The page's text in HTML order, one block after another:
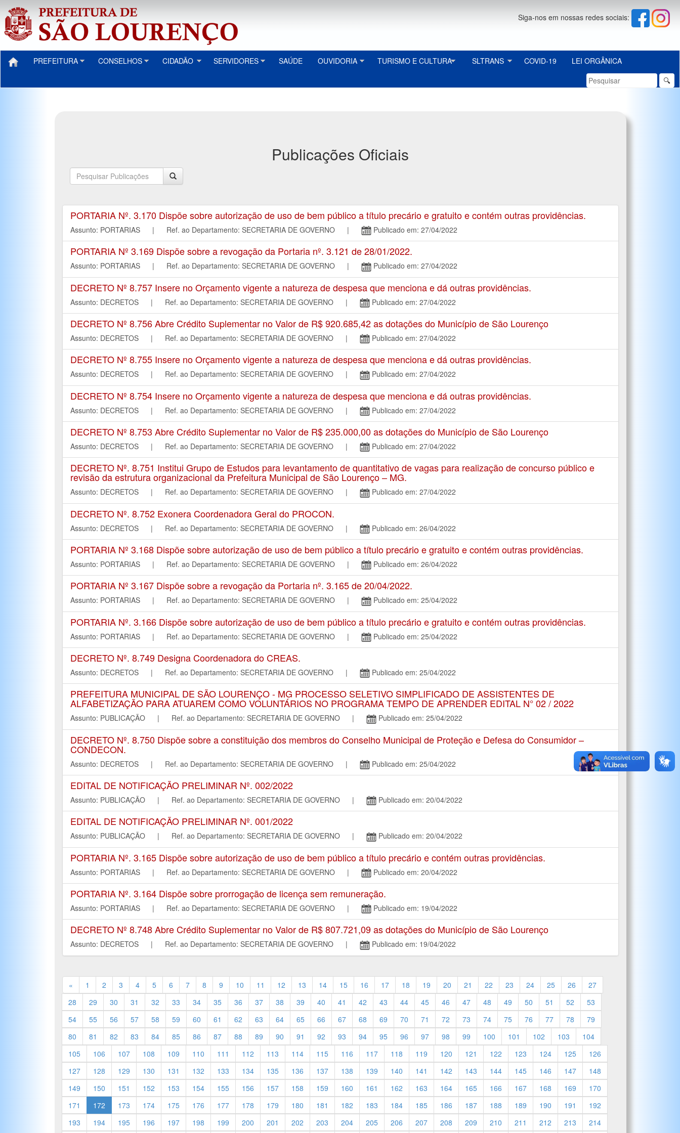
Siga-nos em nossas redes sociais:
PREFEITURA CONSELHOS CIDADÃO SERVIDORES SAÚDE OUVIDORIA TURISMO E CULTURA SLTRANS COVID-19
LEI ORGÂNICA
🔍
Publicações Oficiais
PORTARIA Nº. 3.170 Dispõe sobre autorização de uso de bem público a título precário e gratuito e contém outras providências.
Assunto: PORTARIAS | Ref. ao Departamento: SECRETARIA DE GOVERNO | Publicado em: 27/04/2022
PORTARIA Nº 3.169 Dispõe sobre a revogação da Portaria nº. 3.121 de 28/01/2022.
Assunto: PORTARIAS | Ref. ao Departamento: SECRETARIA DE GOVERNO | Publicado em: 27/04/2022
DECRETO Nº 8.757 Insere no Orçamento vigente a natureza de despesa que menciona e dá outras providências.
Assunto: DECRETOS | Ref. ao Departamento: SECRETARIA DE GOVERNO | Publicado em: 27/04/2022
DECRETO Nº 8.756 Abre Crédito Suplementar no Valor de R$ 920.685,42 as dotações do Município de São Lourenço
Assunto: DECRETOS | Ref. ao Departamento: SECRETARIA DE GOVERNO | Publicado em: 27/04/2022
DECRETO Nº 8.755 Insere no Orçamento vigente a natureza de despesa que menciona e dá outras providências.
Assunto: DECRETOS | Ref. ao Departamento: SECRETARIA DE GOVERNO | Publicado em: 27/04/2022
DECRETO Nº 8.754 Insere no Orçamento vigente a natureza de despesa que menciona e dá outras providências.
Assunto: DECRETOS | Ref. ao Departamento: SECRETARIA DE GOVERNO | Publicado em: 27/04/2022
DECRETO Nº 8.753 Abre Crédito Suplementar no Valor de R$ 235.000,00 as dotações do Município de São Lourenço
Assunto: DECRETOS | Ref. ao Departamento: SECRETARIA DE GOVERNO | Publicado em: 27/04/2022
DECRETO Nº. 8.751 Institui Grupo de Estudos para levantamento de quantitativo de vagas para realização de concurso público e
revisão da estrutura organizacional da Prefeitura Municipal de São Lourenço – MG.
Assunto: DECRETOS | Ref. ao Departamento: SECRETARIA DE GOVERNO | Publicado em: 27/04/2022
DECRETO Nº. 8.752 Exonera Coordenadora Geral do PROCON.
Assunto: DECRETOS | Ref. ao Departamento: SECRETARIA DE GOVERNO | Publicado em: 26/04/2022
PORTARIA Nº 3.168 Dispõe sobre autorização de uso de bem público a título precário e gratuito e contém outras providências.
Assunto: PORTARIAS | Ref. ao Departamento: SECRETARIA DE GOVERNO | Publicado em: 26/04/2022
PORTARIA Nº 3.167 Dispõe sobre a revogação da Portaria nº. 3.165 de 20/04/2022.
Assunto: PORTARIAS | Ref. ao Departamento: SECRETARIA DE GOVERNO | Publicado em: 25/04/2022
PORTARIA Nº. 3.166 Dispõe sobre autorização de uso de bem público a título precário e gratuito e contém outras providências.
Assunto: PORTARIAS | Ref. ao Departamento: SECRETARIA DE GOVERNO | Publicado em: 25/04/2022
DECRETO Nº. 8.749 Designa Coordenadora do CREAS.
Assunto: DECRETOS | Ref. ao Departamento: SECRETARIA DE GOVERNO | Publicado em: 25/04/2022
PREFEITURA MUNICIPAL DE SÃO LOURENÇO - MG PROCESSO SELETIVO SIMPLIFICADO DE ASSISTENTES DE
ALFABETIZAÇÃO PARA ATUAREM COMO VOLUNTÁRIOS NO PROGRAMA TEMPO DE APRENDER EDITAL N° 02 / 2022
Assunto: PUBLICAÇÃO | Ref. ao Departamento: SECRETARIA DE GOVERNO | Publicado em: 25/04/2022
DECRETO Nº. 8.750 Dispõe sobre a constituição dos membros do Conselho Municipal de Proteção e Defesa do Consumidor –
CONDECON.
Assunto: DECRETOS | Ref. ao Departamento: SECRETARIA DE GOVERNO | Publicado em: 25/04/2022
EDITAL DE NOTIFICAÇÃO PRELIMINAR Nº. 002/2022
Assunto: PUBLICAÇÃO | Ref. ao Departamento: SECRETARIA DE GOVERNO | Publicado em: 20/04/2022
EDITAL DE NOTIFICAÇÃO PRELIMINAR Nº. 001/2022
Assunto: PUBLICAÇÃO | Ref. ao Departamento: SECRETARIA DE GOVERNO | Publicado em: 20/04/2022
PORTARIA Nº. 3.165 Dispõe sobre autorização de uso de bem público a título precário e contém outras providências.
Assunto: PORTARIAS | Ref. ao Departamento: SECRETARIA DE GOVERNO | Publicado em: 20/04/2022
PORTARIA Nº. 3.164 Dispõe sobre prorrogação de licença sem remuneração.
Assunto: PORTARIAS | Ref. ao Departamento: SECRETARIA DE GOVERNO | Publicado em: 19/04/2022
DECRETO Nº 8.748 Abre Crédito Suplementar no Valor de R$ 807.721,09 as dotações do Município de São Lourenço
Assunto: DECRETOS | Ref. ao Departamento: SECRETARIA DE GOVERNO | Publicado em: 19/04/2022
« 1 2 3 4 5 6 7 8 9 10 11 12 13 14 15 16 17 18 19 20 21 22 23 24 25 26
27
28
29 30 31 32 33 34 35 36 37 38 39 40 41 42 43 44 45 46 47 48 49 50 51 52
53
54
55 56 57 58 59 60 61 62 63 64 65 66 67 68 69 70 71 72 73 74 75 76 77 78
79
80
81 82 83 84 85 86 87 88 89 90 91 92 93 94 95 96 97 98 99 100 101 102 103
104
105
106 107 108 109 110 111 112 113 114 115 116 117 118 119 120 121 122 123 124 125
126
127
128 129 130 131 132 133 134 135 136 137 138 139 140 141 142 143 144 145 146 147
148
149
150 151 152 153 154 155 156 157 158 159 160 161 162 163 164 165 166 167 168 169
170
171
172 173 174 175 176 177 178 179 180 181 182 183 184 185 186 187 188 189 190 191
192
193
194 195 196 197 198 199 200 201 202 203 204 205 206 207 208 209 210 211 212 213 214